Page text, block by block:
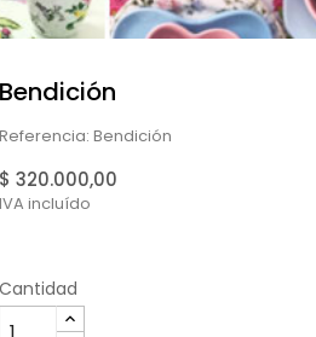
Bendición
Referencia: Bendición
$ 320.000,00
IVA incluído
Cantidad